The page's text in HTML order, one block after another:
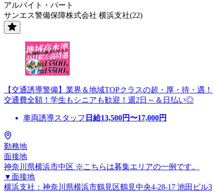
アルバイト・パート
サンエス警備保障株式会社 横浜支社(22)
【交通誘導警備】業界＆地域TOPクラスの超・厚・待・遇！
交通費全額！学生もシニアも歓迎！週2日～＆日払い◎
車両誘導スタッフ 日給13,500円〜17,000円
勤務地
面接地
神奈川県横浜市中区 ※こちらは募集エリアの一例です。
▼面接地
横浜支社：神奈川県横浜市鶴見区鶴見中央4-28-17 池田ビル3